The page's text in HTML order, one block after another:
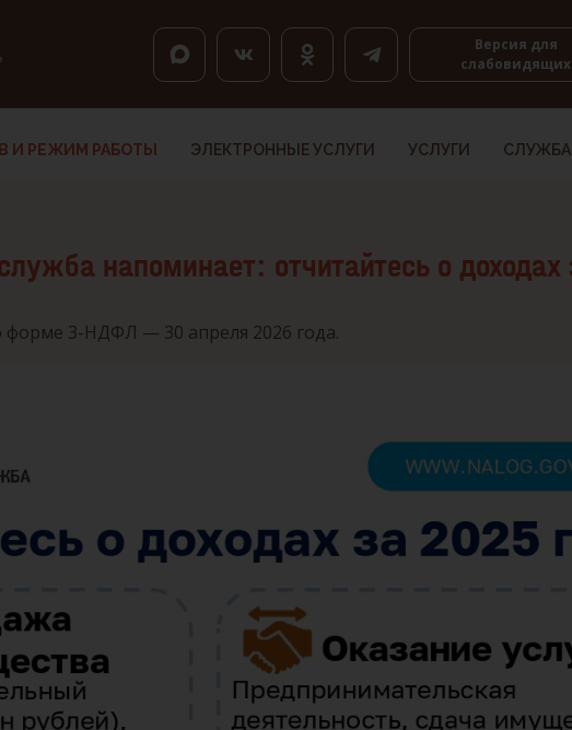
Версия для
слабовидящих
И РЕЖИМ РАБОТЫ ЭЛЕКТРОННЫЕ УСЛУГИ УСЛУГИ
напоминает: отчитайтесь о доходах
форме 3-НДФЛ — 30 апреля 2026 года.